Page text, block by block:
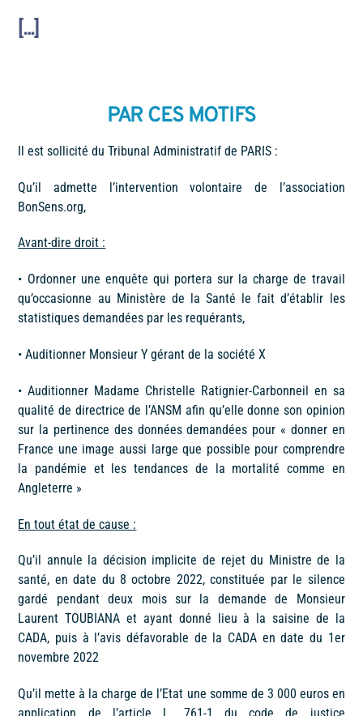
[…]
PAR CES MOTIFS
Il est sollicité du Tribunal Administratif de PARIS :
Qu’il admette l’intervention volontaire de l’association
BonSens.org,
Avant-dire droit :
• Ordonner une enquête qui portera sur la charge de travail
qu’occasionne au Ministère de la Santé le fait d’établir les
statistiques demandées par les requérants,
•Auditionner Monsieur Y gérant de la société X
•Auditionner Madame Christelle Ratignier-Carbonneil en sa
qualité de directrice de l’ANSM afin qu’elle donne son opinion
sur la pertinence des données demandées pour « donner en
France une image aussi large que possible pour comprendre
la pandémie et les tendances de la mortalité comme en
Angleterre »
En tout état de cause :
Qu’il annule la décision implicite de rejet du Ministre de la
santé, en date du 8 octobre 2022, constituée par le silence
gardé pendant deux mois sur la demande de Monsieur
Laurent TOUBIANA et ayant donné lieu à la saisine de la
CADA, puis à l’avis défavorable de la CADA en date du 1er
novembre 2022
Qu’il mette à la charge de l’Etat une somme de 3 000 euros en